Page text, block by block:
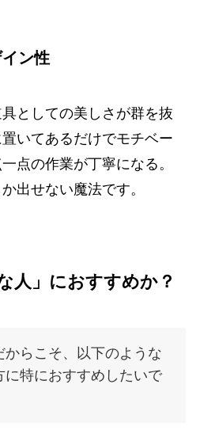
ン性
としての美しさが群を抜
いてあるだけでモチベー
点の作業が丁寧になる。
出せない魔法です。
人」におすすめか？
からこそ、以下のような
に特におすすめしたいで